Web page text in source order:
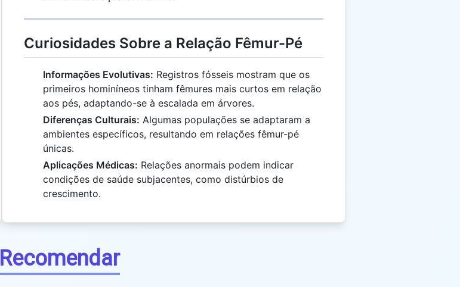
Curiosidades Sobre a Relação Fêmur-Pé
Informações Evolutivas: Registros fósseis mostram que os
primeiros hominíneos tinham fêmures mais curtos em relação
aos pés, adaptando-se à escalada em árvores.
Diferenças Culturais: Algumas populações se adaptaram a
ambientes específicos, resultando em relações fêmur-pé
únicas.
Aplicações Médicas: Relações anormais podem indicar
condições de saúde subjacentes, como distúrbios de
crescimento.
Recomendar